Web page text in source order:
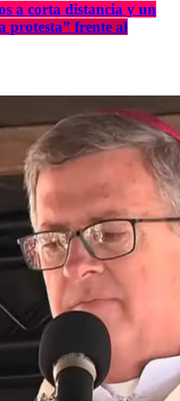
a corta distancia y un
protesta” frente al